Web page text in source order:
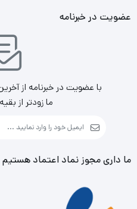
عضویت در خبرنامه
با عضویت در خبرنامه از
ما زودتر از
ما داری مجوز نماد اعتماد هستیم